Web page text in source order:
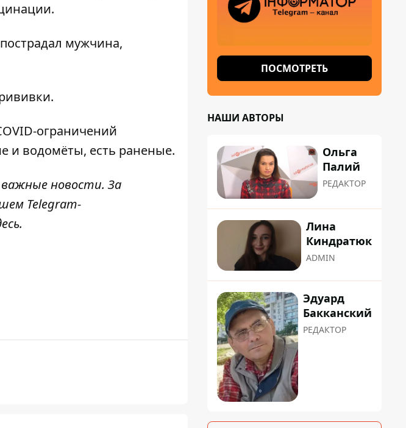
мужчина,
ограничений
и водомёты, есть раненые.
новости. За
Telegram-
.
ПОСМОТРЕТЬ
НАШИ АВТОРЫ
Ольга
Палий
РЕДАКТОР
Лина
Киндратюк
ADMIN
Эдуард
Бакканский
РЕДАКТОР